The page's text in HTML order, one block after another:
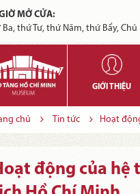
MỞ CỬA:
Ba, thứ Tư, thứ Năm, thứ Bẩy, Chủ
GIỚI THIỆU
chủ Tin tức Hoạt
động của hệ